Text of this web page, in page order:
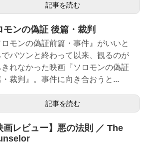
記事を読む
モンの偽証 後篇・裁判
ロモンの偽証前篇・事件』がいいと
でパツンと終わって以来、観るのが
れなかった映画『ソロモンの偽証
裁判』。事件に向き合おうと...
記事を読む
画レビュー】悪の法則 ／ The